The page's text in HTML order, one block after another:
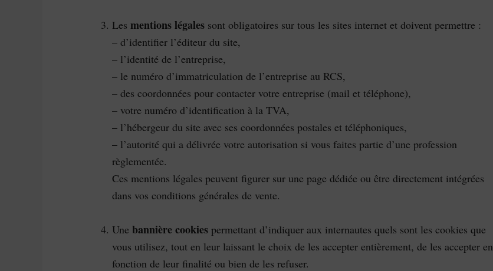
Les mentions légales sont obligatoires sur tous les sites internet et doivent permettre :
– d’identifier l’éditeur du site,
– l’identité de l’entreprise,
– le numéro d’immatriculation de l’entreprise au RCS,
– des coordonnées pour contacter votre entreprise (mail et téléphone),
– votre numéro d’identification à la TVA,
– l’hébergeur du site avec ses coordonnées postales et téléphoniques,
– l’autorité qui a délivrée votre autorisation si vous faites partie d’une profession
règlementée.
Ces mentions légales peuvent figurer sur une page dédiée ou être directement intégrées
dans vos conditions générales de vente.
Une bannière cookies permettant d’indiquer aux internautes quels sont les cookies que
vous utilisez, tout en leur laissant le choix de les accepter entièrement, de les accepter en
fonction de leur finalité ou bien de les refuser.